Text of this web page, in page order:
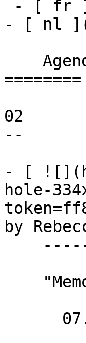
- [ nl
========
02
--
- [
hole-
by